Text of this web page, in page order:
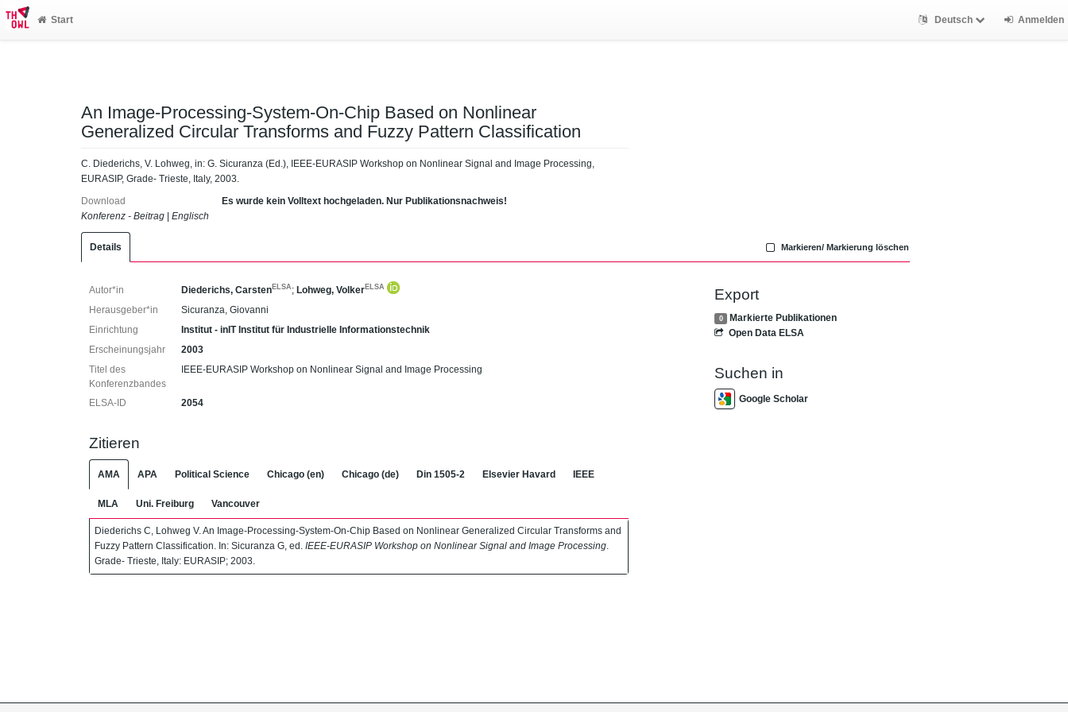
Start Deutsch Anmelden
An Image-Processing-System-On-Chip Based on Nonlinear
Generalized Circular Transforms and Fuzzy Pattern Classification
C. Diederichs, V. Lohweg, in: G. Sicuranza (Ed.), IEEE-EURASIP Workshop on Nonlinear Signal and Image Processing,
EURASIP, Grade- Trieste, Italy, 2003.
Download
Es wurde kein Volltext hochgeladen. Nur Publikationsnachweis!
Konferenz - Beitrag
Englisch
Details Markieren/ Markierung löschen
Autor*in Diederichs, CarstenELSA ; Lohweg, VolkerELSA
Herausgeber*in
Sicuranza, Giovanni
Einrichtung
Institut - inIT Institut für Industrielle Informationstechnik
Erscheinungsjahr
2003
Titel des
Konferenzbandes
IEEE-EURASIP Workshop on Nonlinear Signal and Image Processing
ELSA-ID 2054
Zitieren
AMA APA Political Science Chicago (en) Chicago (de) Din 1505-2 Elsevier Havard IEEE
MLA Uni. Freiburg Vancouver
Diederichs C, Lohweg V. An Image-Processing-System-On-Chip Based on Nonlinear Generalized Circular Transforms and
Fuzzy Pattern Classification. In: Sicuranza G, ed. IEEE-EURASIP Workshop on Nonlinear Signal and Image Processing
Grade- Trieste, Italy: EURASIP; 2003.
Export
0
Markierte Publikationen
Open Data ELSA
Suchen in
Google Scholar